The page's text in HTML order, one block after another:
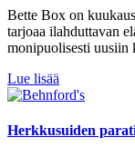
Bette Box on
tarjoaa ilahduttavan
monipuolisesti uusiin
Lue lisää
Herkkusuiden